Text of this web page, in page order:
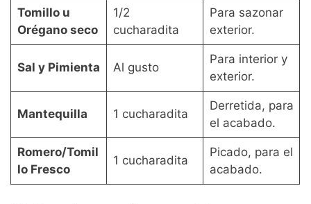
Tomillo u
Orégano seco
1/2
cucharadita
Para sazonar
exterior.
Sal y Pimienta Al gusto
Para interior y
exterior.
Mantequilla 1 cucharadita
Derretida, para
el acabado.
Romero/Tomil
lo Fresco
1 cucharadita
Picado, para el
acabado.